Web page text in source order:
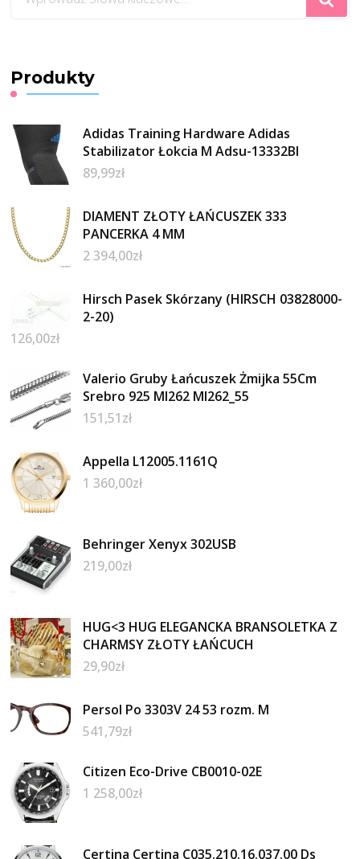
czegoś?
Produkty
Adidas Training Hardware Adidas
Stabilizator Łokcia M Adsu-13332Bl
89,99zł
DIAMENT ZŁOTY ŁAŃCUSZEK 333
PANCERKA 4 MM
2 394,00zł
Hirsch Pasek Skórzany (HIRSCH 03828000-
2-20)
126,00zł
Valerio Gruby Łańcuszek Żmijka 55Cm
Srebro 925 Ml262 Ml262_55
151,51zł
Appella L12005.1161Q
1 360,00zł
Behringer Xenyx 302USB
219,00zł
HUG<3 HUG ELEGANCKA BRANSOLETKA Z
CHARMSY ZŁOTY ŁAŃCUCH
29,90zł
Persol Po 3303V 24 53 rozm. M
541,79zł
Citizen Eco-Drive CB0010-02E
1 258,00zł
Certina Certina C035.210.16.037.00 Ds